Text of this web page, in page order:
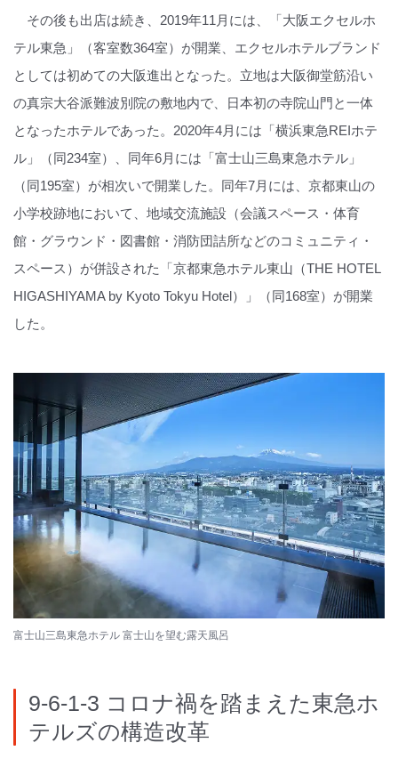
その後も出店は続き、2019年11月には、「大阪エクセルホ
テル東急」（客室数364室）が開業、エクセルホテルブランド
としては初めての大阪進出となった。立地は大阪御堂筋沿い
の真宗大谷派難波別院の敷地内で、日本初の寺院山門と一体
となったホテルであった。2020年4月には「横浜東急REIホテ
ル」（同234室）、同年6月には「富士山三島東急ホテル」
（同195室）が相次いで開業した。同年7月には、京都東山の
小学校跡地において、地域交流施設（会議スペース・体育
館・グラウンド・図書館・消防団詰所などのコミュニティ・
スペース）が併設された「京都東急ホテル東山（THE HOTEL
HIGASHIYAMA by Kyoto Tokyu Hotel）」（同168室）が開業
した。
富士山三島東急ホテル 富士山を望む露天風呂
9-6-1-3 コロナ禍を踏まえた東急ホ
テルズの構造改革